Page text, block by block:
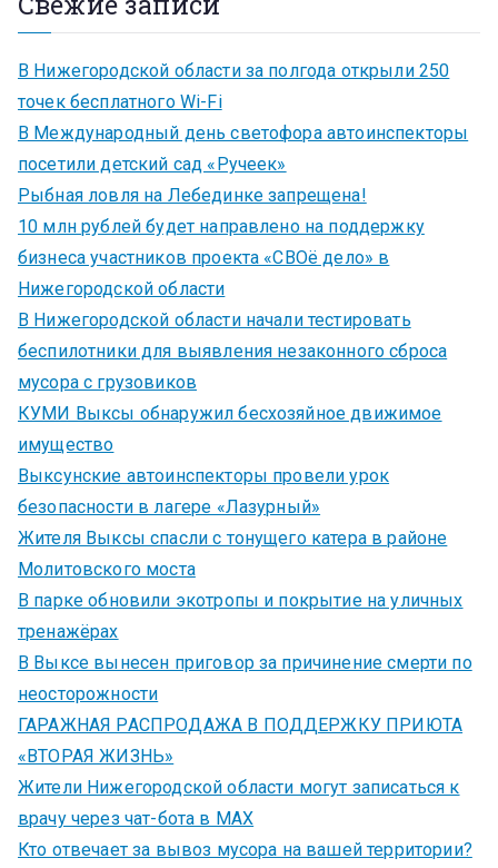
В Нижегородской области за полгода открыли 250
точек бесплатного Wi-Fi
В Международный день светофора автоинспекторы
посетили детский сад «Ручеек»
Рыбная ловля на Лебединке запрещена!
10 млн рублей будет направлено на поддержку
бизнеса участников проекта «СВОё дело» в
Нижегородской области
В Нижегородской области начали тестировать
беспилотники для выявления незаконного сброса
мусора с грузовиков
КУМИ Выксы обнаружил бесхозяйное движимое
имущество
Выксунские автоинспекторы провели урок
безопасности в лагере «Лазурный»
Жителя Выксы спасли с тонущего катера в районе
Молитовского моста
В парке обновили экотропы и покрытие на уличных
тренажёрах
В Выксе вынесен приговор за причинение смерти по
неосторожности
ГАРАЖНАЯ РАСПРОДАЖА В ПОДДЕРЖКУ ПРИЮТА
«ВТОРАЯ ЖИЗНЬ»
Жители Нижегородской области могут записаться к
врачу через чат-бота в MAX
Кто отвечает за вывоз мусора на вашей территории?